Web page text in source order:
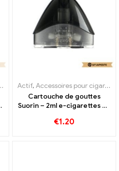
,Évaporateur
Actif, Accessoires pour cigarettes électroniques
Cartouche de gouttes
Suorin – 2ml e-cigarettes en
€1.20